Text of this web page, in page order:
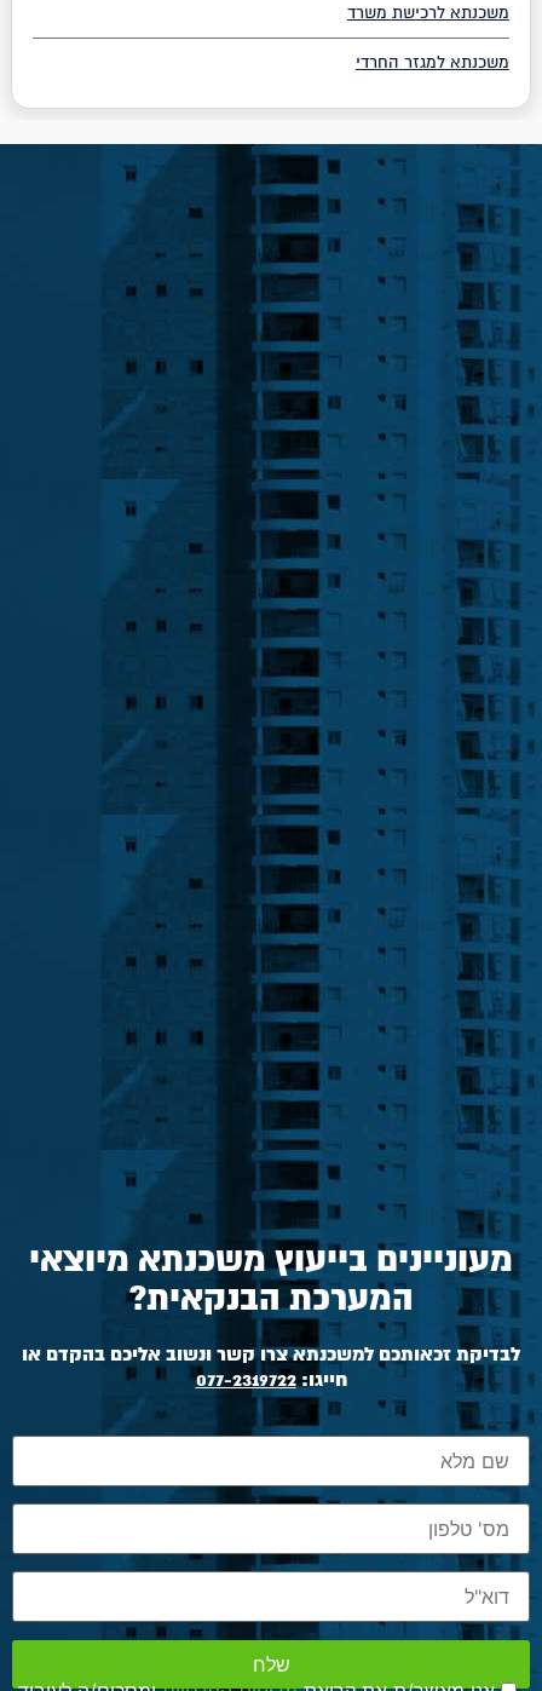
משכנתא לרכישת משרד
משכנתא למגזר החרדי
מעוניינים בייעוץ משכנתא מיוצאי
המערכת הבנקאית?
לבדיקת זכאותכם למשכנתא צרו קשר ונשוב אליכם בהקדם או
חייגו:077-2319722